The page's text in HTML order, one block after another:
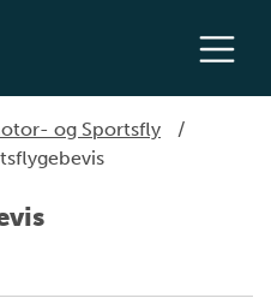
og Sportsfly
/